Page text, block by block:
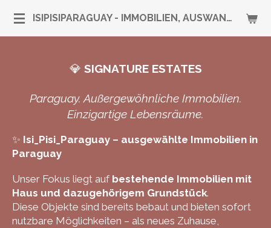
Zum
ISIPISIPARAGUAY - IMMOBILIEN, AUSWANDERUNG & RUNDUM-SERVICE
💎 SIGNATURE ESTATES
Paraguay. Außergewöhnliche Immobilien.
Einzigartige Lebensräume.
✨ Isi_Pisi_Paraguay – ausgewählte Immobilien in
Paraguay
Unser Fokus liegt auf bestehende Immobilien mit
Haus und dazugehörigem Grundstück.
Diese Objekte sind bereits bebaut und bieten sofort
nutzbare Möglichkeiten – als neues Zuhause,